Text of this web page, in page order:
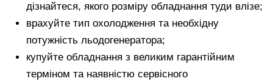
дізнайтеся, якого розміру обладнання туди влізе;
врахуйте тип охолодження та необхідну
потужність льодогенератора;
купуйте обладнання з великим гарантійним
терміном та наявністю сервісного